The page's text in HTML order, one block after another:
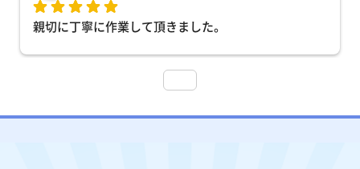
親切に丁寧に作業して頂きました。